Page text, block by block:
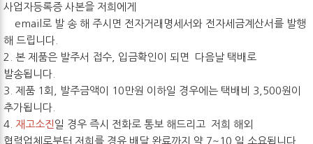
사업자등록증 사본을 저희에게
email로 발 송 해 주시면 전자거래명세서와 전자세금계산서를 발행
해 드립니다.
2. 본 제품은 발주서 접수, 입금확인이 되면 다음날 택배로
발송됩니다.
3. 제품 1회, 발주금액이 10만원 이하일 경우에는 택배비 3,500원이
추가됩니다.
4. 재고소진 일 경우 즉시 전화로 통보 해드리고 저희 해외
협력업체로부터 저희를 경유 배달 완료까지 약 7~10 일 소요됩니다.